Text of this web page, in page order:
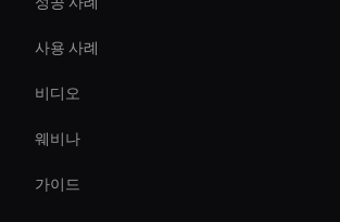
사용 사례
비디오
웨비나
가이드